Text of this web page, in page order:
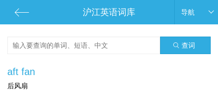
沪江英语词库 导航
查词
aft fan
后风扇